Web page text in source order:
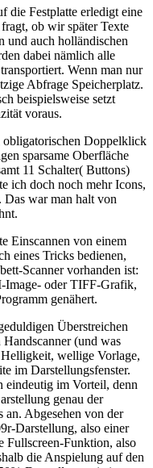
die Festplatte erledigt eine
ob wir später Texte
und auch holländischen
dabei nämlich alle
Wenn man nur
Abfrage Speicherplatz.
beispielsweise setzt
voraus.
Doppelklick
sparsame Oberfläche
11 Schalter( Buttons)
ich doch noch mehr Icons,
Das war man halt von
Einscannen von einem
eines Tricks bedienen,
Scanner vorhanden ist:
Image- oder TIFF-Grafik,
genähert.
Überstreichen
Handscanner (und was
Helligkeit, wellige Vorlage,
im Darstellungsfenster.
eindeutig im Vorteil, denn
genau der
Abgesehen von der
Darstellung, also einer
Fullscreen-Funktion, also
die Anspielung auf den